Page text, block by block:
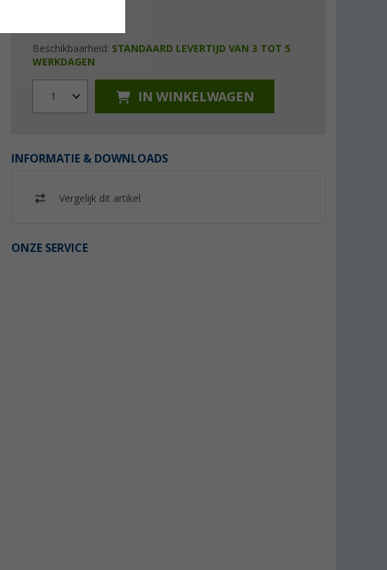
Beschikbaarheid: STANDAARD LEVERTIJD VAN 3 TOT 5
WERKDAGEN
1 IN WINKELWAGEN
INFORMATIE & DOWNLOADS
Vergelijk dit artikel
ONZE SERVICE